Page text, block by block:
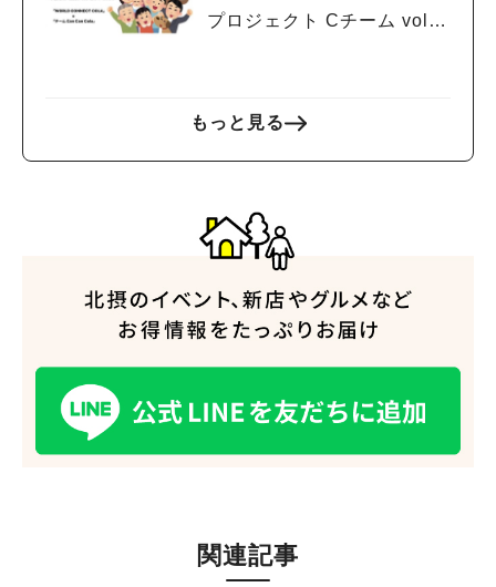
プロジェクト Cチーム vol.4
もっと見る
関連記事